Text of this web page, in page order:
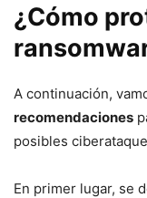
¿Cómo
A continuación,
recomendaciones
posibles
En primer lugar, se